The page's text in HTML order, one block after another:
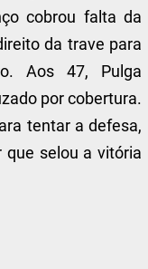
cobrou falta da
da trave para
Aos 47, Pulga
por cobertura.
tentar a defesa,
que selou a vitória